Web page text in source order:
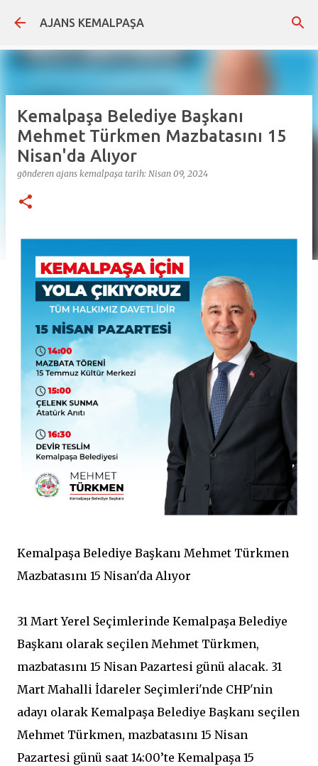
Ana içeriğe atla
AJANS KEMALPAŞA
Kemalpaşa Belediye Başkanı
Mehmet Türkmen Mazbatasını 15
Nisan'da Alıyor
gönderen ajans kemalpaşa tarih: Nisan 09, 2024
Kemalpaşa Belediye Başkanı Mehmet Türkmen
Mazbatasını 15 Nisan'da Alıyor
31 Mart Yerel Seçimlerinde Kemalpaşa Belediye
Başkanı olarak seçilen Mehmet Türkmen,
mazbatasını 15 Nisan Pazartesi günü alacak. 31
Mart Mahalli İdareler Seçimleri'nde CHP'nin
adayı olarak Kemalpaşa Belediye Başkanı seçilen
Mehmet Türkmen, mazbatasını 15 Nisan
Pazartesi günü saat 14:00’te Kemalpaşa 15